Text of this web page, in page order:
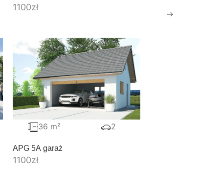
1100zł
APG 5A garaż
1100zł
36 m² 2